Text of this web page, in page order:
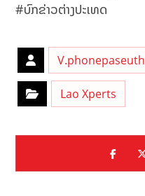
#ບົກຂ່າວຕ່າງປະເທດ
V.phonepaseuth
Lao Xperts